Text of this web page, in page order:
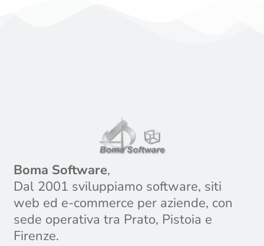
Boma Software,
Dal 2001 sviluppiamo software, siti
web ed e-commerce per aziende, con
sede operativa tra Prato, Pistoia e
Firenze.